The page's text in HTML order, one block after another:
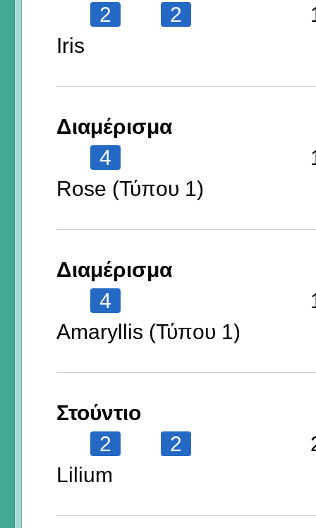
2
2
Iris
Διαμέρισμα
4
Rose (Τύπου 1)
Διαμέρισμα
4
Amaryllis (Τύπου 1)
Στούντιο
2
2
Lilium